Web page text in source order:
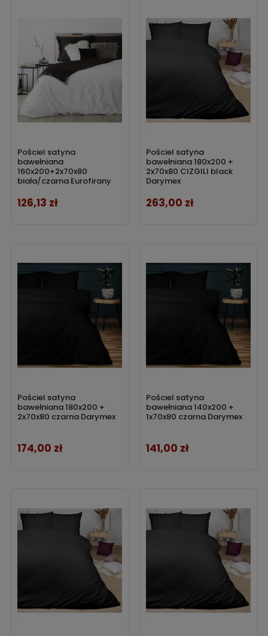
Pościel satyna
bawełniana
160x200+2x70x80
biała/czarna Eurofirany
Cena
126,13 zł
Pościel satyna
bawełniana 180x200 +
2x70x80 CIZGILI black
Darymex
Cena
263,00 zł
Pościel satyna
bawełniana 180x200 +
2x70x80 czarna Darymex
Cena
174,00 zł
Pościel satyna
bawełniana 140x200 +
1x70x80 czarna Darymex
Cena
141,00 zł